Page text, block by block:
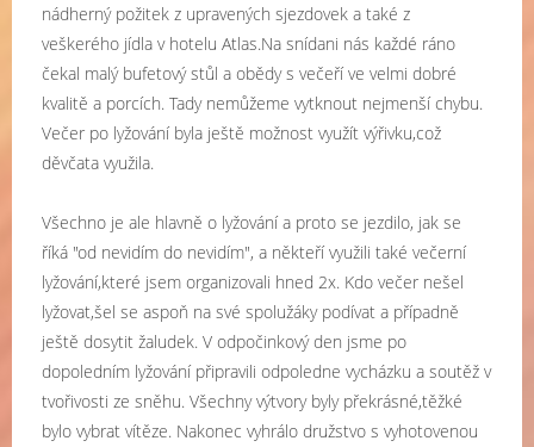
nádherný požitek z upravených sjezdovek a také z
veškerého jídla v hotelu Atlas.Na snídani nás každé ráno
čekal malý bufetový stůl a obědy s večeří ve velmi dobré
kvalitě a porcích. Tady nemůžeme vytknout nejmenší chybu.
Večer po lyžování byla ještě možnost využít výřivku,což
děvčata využila.
Všechno je ale hlavně o lyžování a proto se jezdilo, jak se
říká "od nevidím do nevidím", a někteří využili také večerní
lyžování,které jsem organizovali hned 2x. Kdo večer nešel
lyžovat,šel se aspoň na své spolužáky podívat a případně
ještě dosytit žaludek. V odpočinkový den jsme po
dopoledním lyžování připravili odpoledne vycházku a soutěž v
tvořivosti ze sněhu. Všechny výtvory byly překrásné,těžké
bylo vybrat vítěze. Nakonec vyhrálo družstvo s vyhotovenou